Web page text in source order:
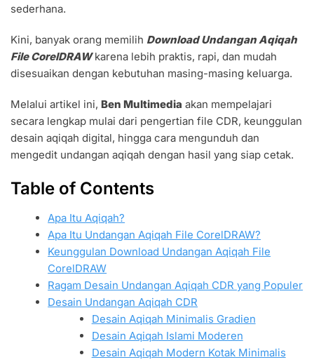
sederhana.
Kini, banyak orang memilih Download Undangan Aqiqah
File CorelDRAWkarena lebih praktis, rapi, dan mudah
disesuaikan dengan kebutuhan masing-masing keluarga.
Melalui artikel ini, Ben Multimedia akan mempelajari
secara lengkap mulai dari pengertian file CDR, keunggulan
desain aqiqah digital, hingga cara mengunduh dan
mengedit undangan aqiqah dengan hasil yang siap cetak.
Table of Contents
Apa Itu Aqiqah?
Apa Itu Undangan Aqiqah File CorelDRAW?
Keunggulan Download Undangan Aqiqah File
CorelDRAW
Ragam Desain Undangan Aqiqah CDR yang Populer
Desain Undangan Aqiqah CDR
Desain Aqiqah Minimalis Gradien
Desain Aqiqah Islami Moderen
Desain Aqiqah Modern Kotak Minimalis